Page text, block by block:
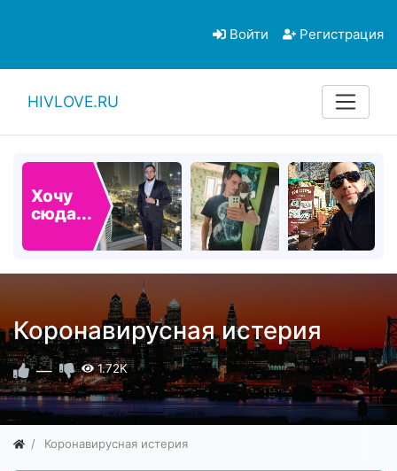
Войти Регистрация
HIVLOVE.RU
Хочу
сюда...
Коронавирусная истерия
— 1.72K
Коронавирусная истерия